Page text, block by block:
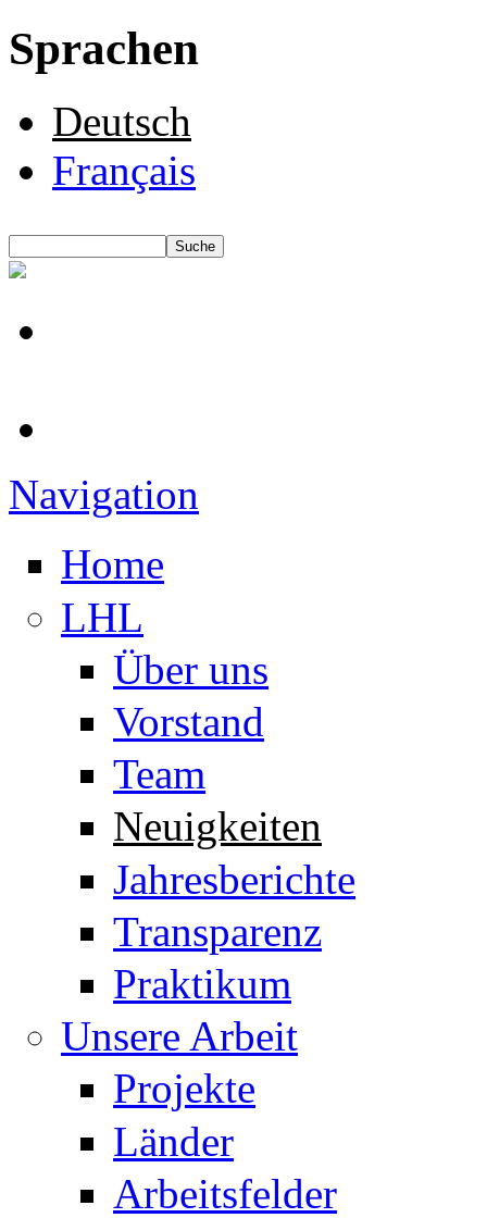
Sprachen
Deutsch
Français
Navigation
Home
LHL
Über uns
Vorstand
Team
Neuigkeiten
Jahresberichte
Transparenz
Praktikum
Unsere Arbeit
Projekte
Länder
Arbeitsfelder